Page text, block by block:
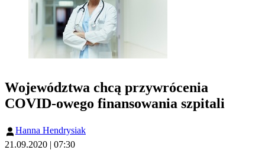
Województwa chcą przywrócenia
COVID-owego finansowania szpitali
Hanna Hendrysiak
21.09.2020 | 07:30